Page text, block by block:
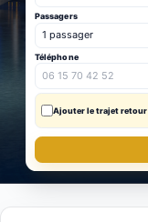
Passagers
Téléphone
Ajouter le trajet retour